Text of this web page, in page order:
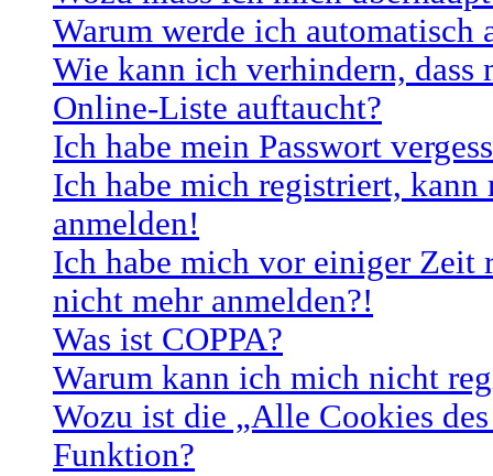
Warum werde ich automatisch
Wie kann ich verhindern, dass
Online-Liste auftaucht?
Ich habe mein Passwort
Ich habe mich registriert, kann
anmelden!
Ich habe mich vor einiger Zeit
nicht mehr anmelden?!
Was ist COPPA?
Warum kann ich mich nicht
Wozu ist die „Alle Cookies
Funktion?